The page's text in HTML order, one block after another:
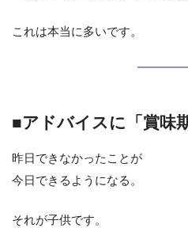
これは本当に多いです。
■アドバイスに「賞味
昨日できなかったことが
今日できるようになる。
それが子供です。